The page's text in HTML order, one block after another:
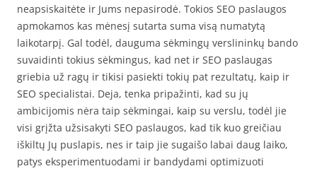
neapsiskaitėte ir Jums nepasirodė. Tokios SEO paslaugos
apmokamos kas mėnesį sutarta suma visą numatytą
laikotarpį. Gal todėl, dauguma sėkmingų verslininkų bando
suvaidinti tokius sėkmingus, kad net ir SEO paslaugas
griebia už ragų ir tikisi pasiekti tokių pat rezultatų, kaip ir
SEO specialistai. Deja, tenka pripažinti, kad su jų
ambicijomis nėra taip sėkmingai, kaip su verslu, todėl jie
visi grįžta užsisakyti SEO paslaugos, kad tik kuo greičiau
iškiltų Jų puslapis, nes ir taip jie sugaišo labai daug laiko,
patys eksperimentuodami ir bandydami optimizuoti